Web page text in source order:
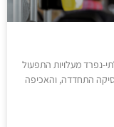
מעלויות התפעול
עודכנו, הפסיקה התחדדה, והאכיפה